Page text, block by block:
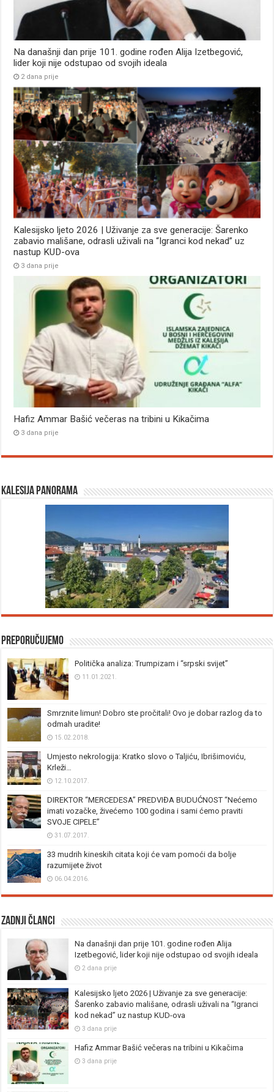
Na današnji dan prije 101. godine rođen Alija Izetbegović,
lider koji nije odstupao od svojih ideala
2 dana prije
Kalesijsko ljeto 2026 | Uživanje za sve generacije: Šarenko
zabavio mališane, odrasli uživali na “Igranci kod nekad” uz
nastup KUD-ova
3 dana prije
Hafiz Ammar Bašić večeras na tribini u Kikačima
3 dana prije
Kalesija panorama
Preporučujemo
Politička analiza: Trumpizam i “srpski svijet”
11.01.2021.
Smrznite limun! Dobro ste pročitali! Ovo je dobar razlog da to
odmah uradite!
15.02.2018.
Umjesto nekrologija: Kratko slovo o Taljiću, Ibrišimoviću,
Krleži…
12.10.2017.
DIREKTOR “MERCEDESA” PREDVIĐA BUDUĆNOST “Nećemo
imati vozačke, živećemo 100 godina i sami ćemo praviti
SVOJE CIPELE”
31.07.2017.
33 mudrih kineskih citata koji će vam pomoći da bolje
razumijete život
06.04.2016.
Zadnji članci
Na današnji dan prije 101. godine rođen Alija
Izetbegović, lider koji nije odstupao od svojih ideala
2 dana prije
Kalesijsko ljeto 2026 | Uživanje za sve generacije:
Šarenko zabavio mališane, odrasli uživali na “Igranci
kod nekad” uz nastup KUD-ova
3 dana prije
Hafiz Ammar Bašić večeras na tribini u Kikačima
3 dana prije